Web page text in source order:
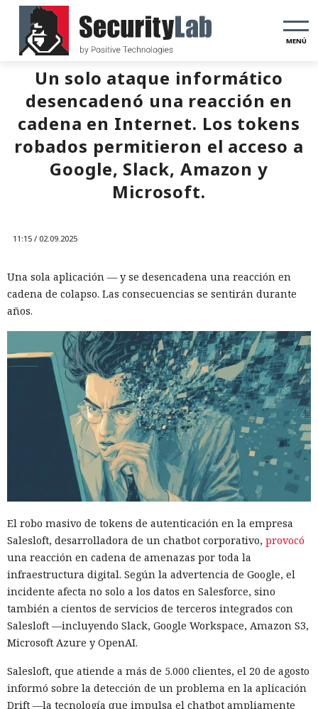
MENÚ
Un solo ataque informático
desencadenó una reacción en
cadena en Internet. Los tokens
robados permitieron el acceso a
Google, Slack, Amazon y
Microsoft.
11:15 / 02.09.2025
Una sola aplicación — y se desencadena una reacción en
cadena de colapso. Las consecuencias se sentirán durante
años.
El robo masivo de tokens de autenticación en la empresa
Salesloft, desarrolladora de un chatbot corporativo, provocó
una reacción en cadena de amenazas por toda la
infraestructura digital. Según la advertencia de Google, el
incidente afecta no solo a los datos en Salesforce, sino
también a cientos de servicios de terceros integrados con
Salesloft —incluyendo Slack, Google Workspace, Amazon S3,
Microsoft Azure y OpenAI.
Salesloft, que atiende a más de 5.000 clientes, el 20 de agosto
informó sobre la detección de un problema en la aplicación
Drift —la tecnología que impulsa el chatbot ampliamente